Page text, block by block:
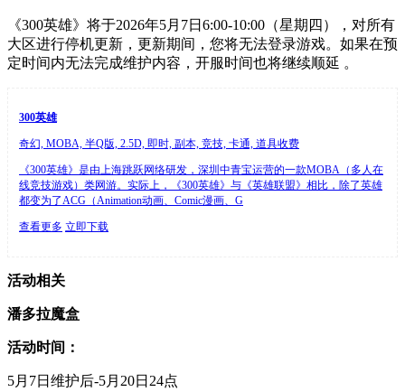
《300英雄》将于2026年5月7日6:00-10:00（星期四），对所有
大区进行停机更新，更新期间，您将无法登录游戏。如果在预
定时间内无法完成维护内容，开服时间也将继续顺延 。
300英雄
奇幻, MOBA, 半Q版, 2.5D, 即时, 副本, 竞技, 卡通, 道具收费
《300英雄》是由上海跳跃网络研发，深圳中青宝运营的一款MOBA（多人在
线竞技游戏）类网游。实际上，《300英雄》与《英雄联盟》相比，除了英雄
都变为了ACG（Animation动画、Comic漫画、G
查看更多 立即下载
活动相关
潘多拉魔盒
活动时间：
5月7日维护后-5月20日24点